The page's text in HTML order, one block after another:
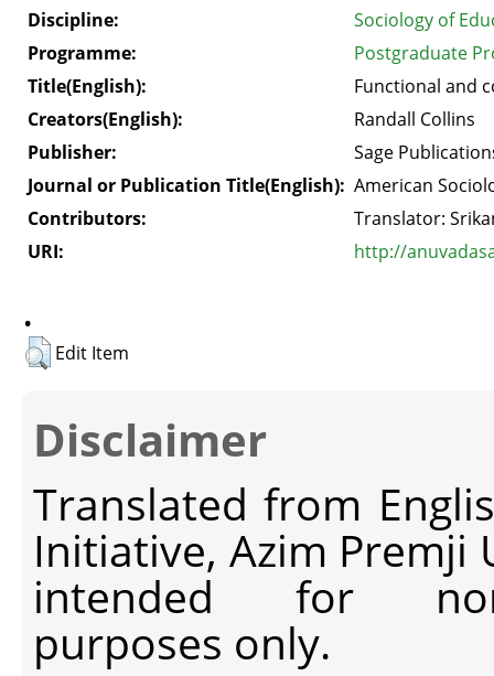
Discipline:
Sociology of
Programme:
Postgraduate
Title(English):
Functional and
Creators(English):
Randall Collins
Publisher:
Sage
Journal or Publication Title(English): American
Contributors:
Translator:
URI:
http://
.
Edit Item
Disclaimer
Translated from
Initiative, Azim Premji
intended for non-
purposes only.